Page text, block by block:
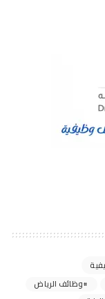
وظائف الرياض